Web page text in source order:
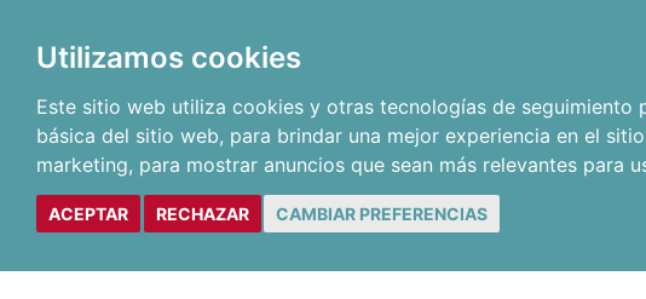
Utilizamos cookies
Este sitio web utiliza cookies y otras tecnologías de seguimiento
básica del sitio web, para brindar una mejor experiencia en el
marketing, para mostrar anuncios que sean más relevantes para
ACEPTAR RECHAZAR CAMBIAR PREFERENCIAS